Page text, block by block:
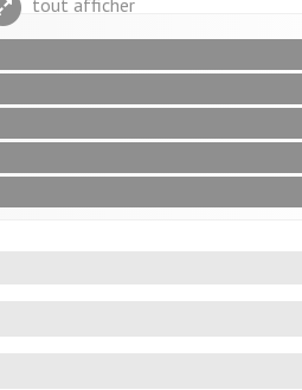
tout afficher